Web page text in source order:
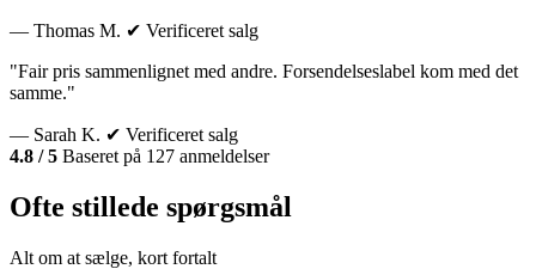
— Thomas M. ✔ Verificeret salg
"Fair pris sammenlignet med andre. Forsendelseslabel kom med det
samme."
— Sarah K. ✔ Verificeret salg
4.8 / 5 Baseret på 127 anmeldelser
Ofte stillede spørgsmål
Alt om at sælge, kort fortalt